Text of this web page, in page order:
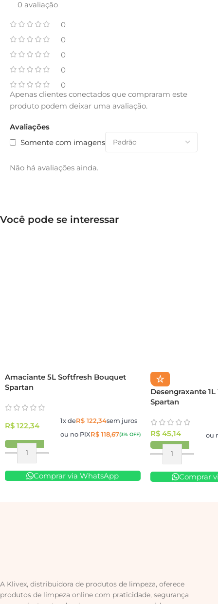
0 avaliação
0
0
0
0
0
Avaliações
Somente com imagens
Não há avaliações ainda.
Apenas clientes conectados que compraram este
produto podem deixar uma avaliação.
Você pode se interessar
Amaciante 5L Softfresh Bouquet
Spartan
R$ 122,34
1x deR$122,34sem juros
ou no PIXR$118,67(3% OFF)
Comprar via WhatsApp
☆
Desengraxante
Spartan
R$45,14 ou
Comprar
A Klivex, distribuidora de produtos de limpeza, oferece
produtos de limpeza online com praticidade, segurança